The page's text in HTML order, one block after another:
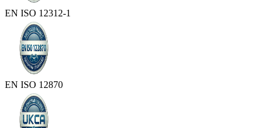
EN ISO 12312-1
EN ISO 12870